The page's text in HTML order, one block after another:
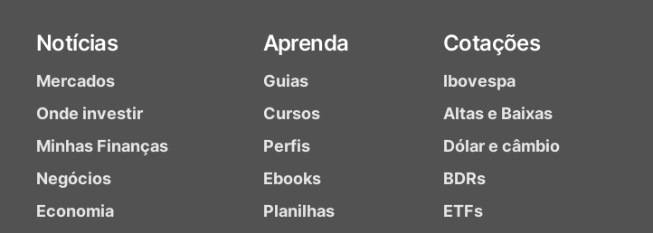
Notícias
Mercados
Onde investir
Minhas Finanças
Negócios
Economia
Aprenda
Guias
Cursos
Perfis
Ebooks
Planilhas
Cotações
Ibovespa
Altas e Baixas
Dólar e câmbio
BDRs
ETFs